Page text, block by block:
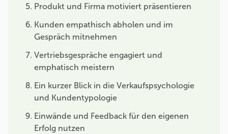
Produkt und Firma motiviert präsentieren
Kunden empathisch abholen und im
Gespräch mitnehmen
Vertriebsgespräche engagiert und
emphatisch meistern
Ein kurzer Blick in die Verkaufspsychologie
und Kundentypologie
Einwände und Feedback für den eigenen
Erfolg nutzen